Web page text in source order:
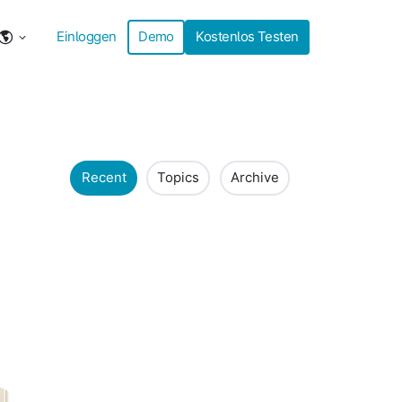
Einloggen Demo Kostenlos Testen
Recent Topics Archive